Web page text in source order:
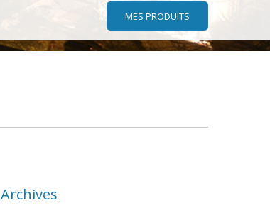
MES PRODUITS
Archives